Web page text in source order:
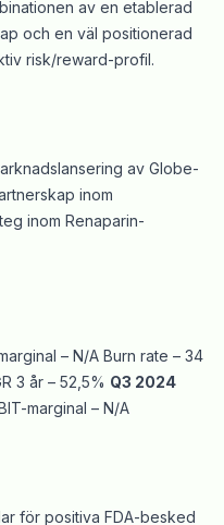
av en etablerad
och en väl positionerad
risk/reward-profil.
av Globe-
inom
inom Renaparin-
– N/A Burn rate – 34
3 år – 52,5% Q3 2024
marginal – N/A
för positiva FDA-besked